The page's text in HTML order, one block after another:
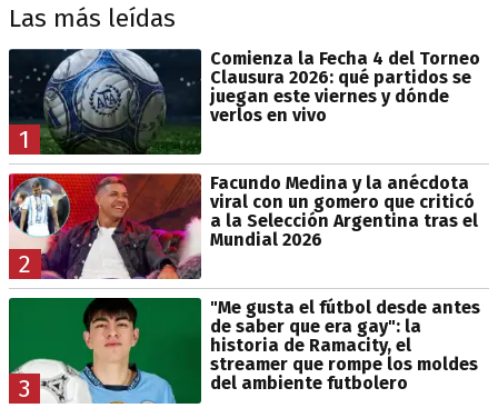
Las más leídas
1
Comienza la Fecha 4 del Torneo
Clausura 2026: qué partidos se
juegan este viernes y dónde
verlos en vivo
2
Facundo Medina y la anécdota
viral con un gomero que criticó
a la Selección Argentina tras el
Mundial 2026
3
"Me gusta el fútbol desde antes
de saber que era gay": la
historia de Ramacity, el
streamer que rompe los moldes
del ambiente futbolero